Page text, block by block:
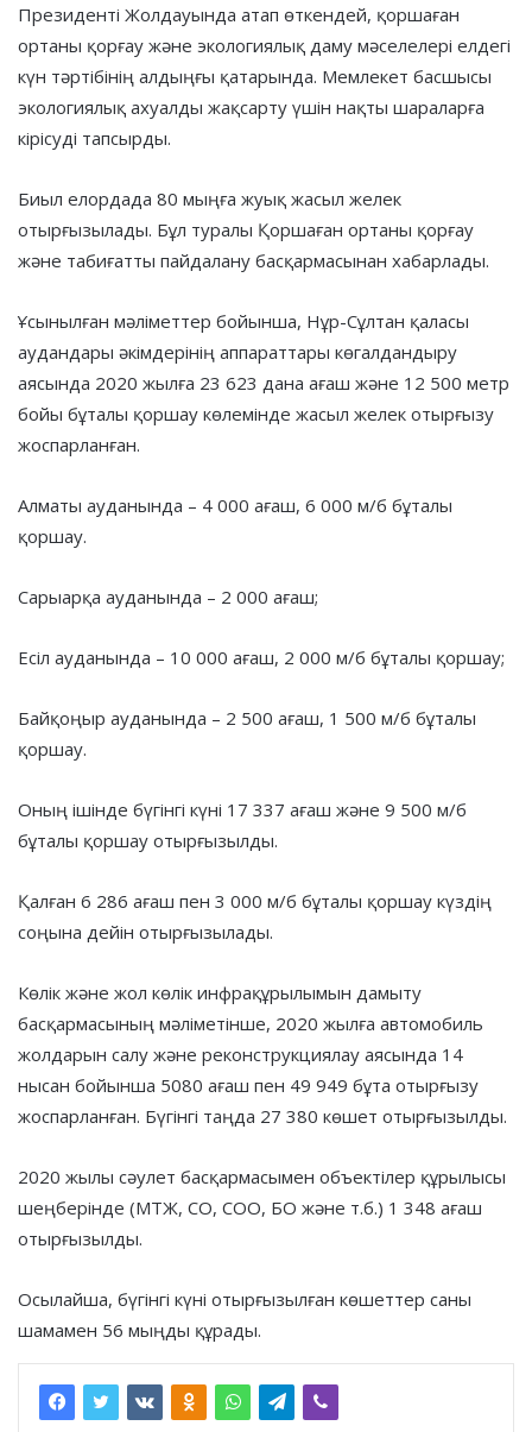
Президенті Жолдауында атап өткендей, қоршаған
ортаны қорғау және экологиялық даму мәселелері елдегі
күн тәртібінің алдыңғы қатарында. Мемлекет басшысы
экологиялық ахуалды жақсарту үшін нақты шараларға
кірісуді тапсырды.
Биыл елордада 80 мыңға жуық жасыл желек
отырғызылады. Бұл туралы Қоршаған ортаны қорғау
және табиғатты пайдалану басқармасынан хабарлады.
Ұсынылған мәліметтер бойынша, Нұр-Сұлтан қаласы
аудандары әкімдерінің аппараттары көгалдандыру
аясында 2020 жылға 23 623 дана ағаш және 12 500 метр
бойы бұталы қоршау көлемінде жасыл желек отырғызу
жоспарланған.
Алматы ауданында – 4 000 ағаш, 6 000 м/б бұталы
қоршау.
Сарыарқа ауданында – 2 000 ағаш;
Есіл ауданында – 10 000 ағаш, 2 000 м/б бұталы қоршау;
Байқоңыр ауданында – 2 500 ағаш, 1 500 м/б бұталы
қоршау.
Оның ішінде бүгінгі күні 17 337 ағаш және 9 500 м/б
бұталы қоршау отырғызылды.
Қалған 6 286 ағаш пен 3 000 м/б бұталы қоршау күздің
соңына дейін отырғызылады.
Көлік және жол көлік инфрақұрылымын дамыту
басқармасының мәліметінше, 2020 жылға автомобиль
жолдарын салу және реконструкциялау аясында 14
нысан бойынша 5080 ағаш пен 49 949 бұта отырғызу
жоспарланған. Бүгінгі таңда 27 380 көшет отырғызылды.
2020 жылы сәулет басқармасымен объектілер құрылысы
шеңберінде (МТЖ, СО, СОО, БО және т.б.) 1 348 ағаш
отырғызылды.
Осылайша, бүгінгі күні отырғызылған көшеттер саны
шамамен 56 мыңды құрады.